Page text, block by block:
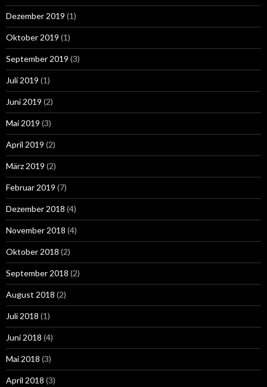
Dezember 2019 (1)
Oktober 2019 (1)
September 2019 (3)
Juli 2019 (1)
Juni 2019 (2)
Mai 2019 (3)
April 2019 (2)
März 2019 (2)
Februar 2019 (7)
Dezember 2018 (4)
November 2018 (4)
Oktober 2018 (2)
September 2018 (2)
August 2018 (2)
Juli 2018 (1)
Juni 2018 (4)
Mai 2018 (3)
April 2018 (3)